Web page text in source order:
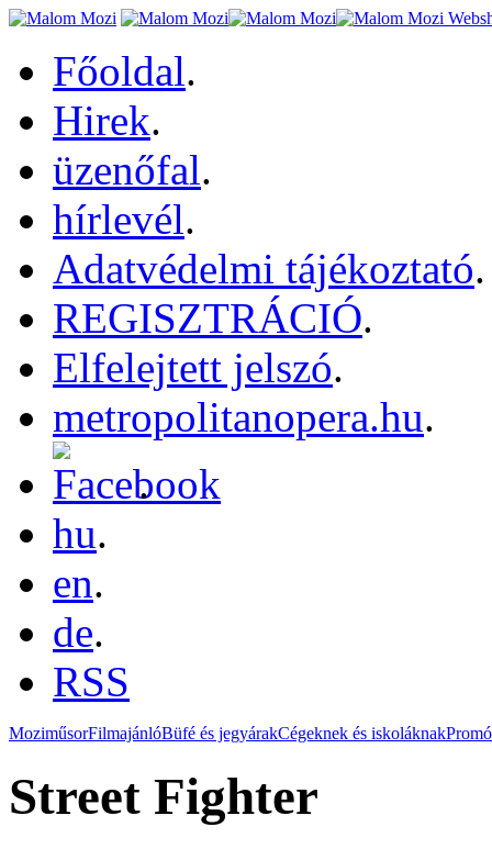
Főoldal.
Hirek.
üzenőfal.
hírlevél.
Adatvédelmi tájékoztató.
REGISZTRÁCIÓ.
Elfelejtett jelszó.
metropolitanopera.hu.
.
hu.
en.
de.
RSS
MoziműsorFilmajánlóBüfé és jegyárakCégeknek és iskoláknak
Street Fighter